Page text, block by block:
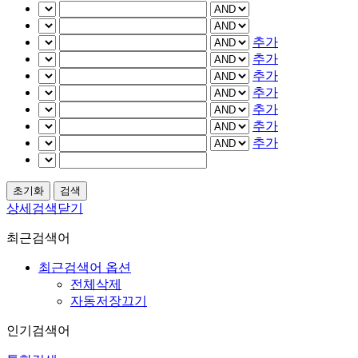
추가
추가
추가
추가
추가
추가
추가
상세검색닫기
최근검색어
최근검색어 옵션
전체삭제
자동저장끄기
인기검색어